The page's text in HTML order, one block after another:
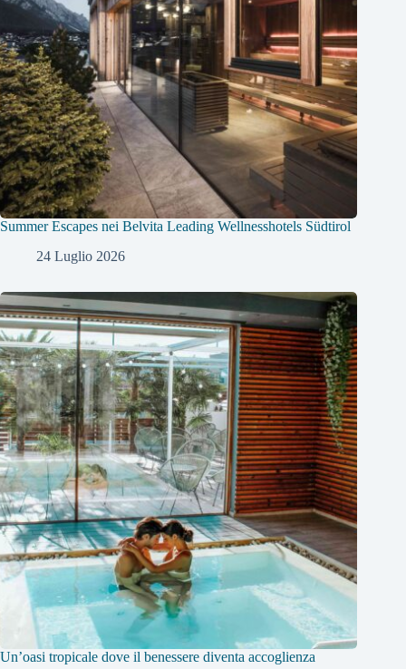
Summer Escapes nei Belvita Leading Wellnesshotels Südtirol
24 Luglio 2026
Un’oasi tropicale dove il benessere diventa accoglienza